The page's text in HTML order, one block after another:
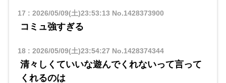
17 : 2026/05/09(土)23:53:13 No.1428373900
コミュ強すぎる
18: 2026/05/09(土)23:54:27 No.1428374344
清々しくていいな遊んでくれないって言って
くれるのは